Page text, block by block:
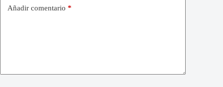
Añadir comentario *